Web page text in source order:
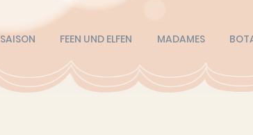
SAISON FEEN UND ELFEN MADAMES